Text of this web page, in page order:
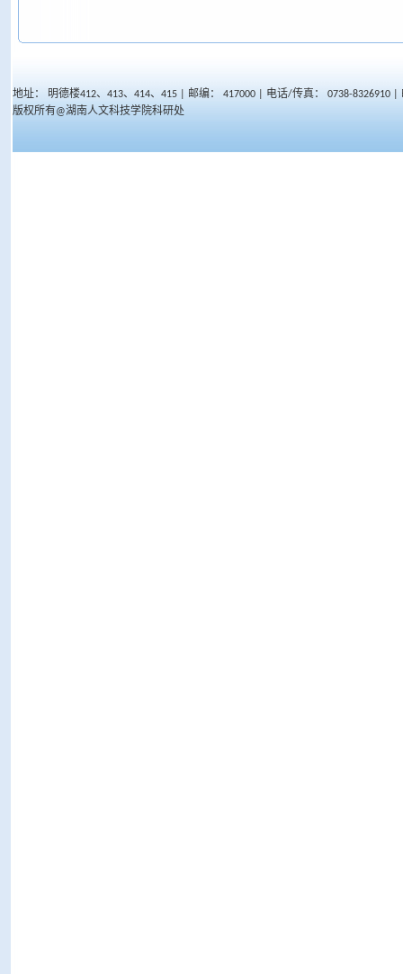
地址： 明德楼412、413、414、415 | 邮编： 417000 | 电话/传真： 0738-8326910 |
版权所有@湖南人文科技学院科研处